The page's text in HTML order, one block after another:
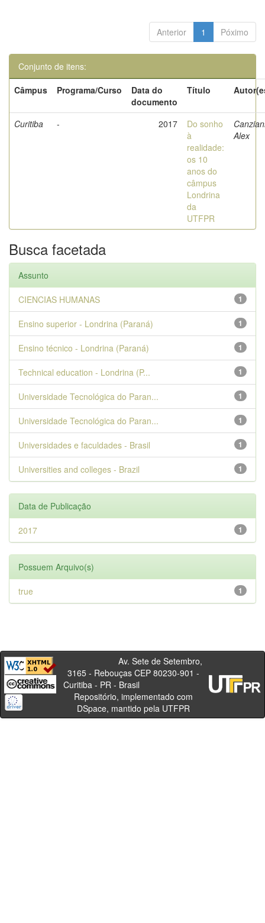
Anterior 1 Póximo
Conjunto de itens:
Câmpus
Programa/Curso
Data do
documento
Título
Curitiba - 2017
Do sonho
à
realidade:
os 10
anos do
câmpus
Londrina
da
UTFPR
Alex
Busca facetada
Assunto
1
CIENCIAS HUMANAS
1
Ensino superior - Londrina (Paraná)
1
Ensino técnico - Londrina (Paraná)
1
Technical education - Londrina (P...
1
Universidade Tecnológica do Paran...
1
Universidade Tecnológica do Paran...
1
Universidades e faculdades - Brasil
1
Universities and colleges - Brazil
Data de Publicação
1
2017
Possuem Arquivo(s)
1
true
Av. Sete de Setembro,
3165 - Rebouças CEP 80230-901 -
Curitiba - PR - Brasil
Repositório, implementado com
DSpace, mantido pela UTFPR